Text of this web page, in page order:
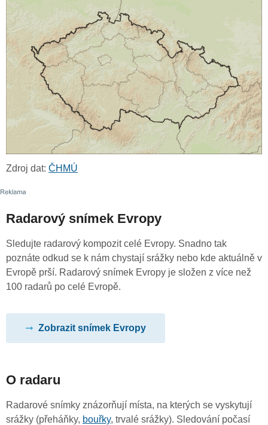
Zdroj dat: ČHMÚ
Radarový snímek Evropy
Sledujte radarový kompozit celé Evropy. Snadno tak
poznáte odkud se k nám chystají srážky nebo kde aktuálně v
Evropě prší. Radarový snímek Evropy je složen z více než
100 radarů po celé Evropě.
Zobrazit snímek Evropy
O radaru
Radarové snímky znázorňují místa, na kterých se vyskytují
srážky (přeháňky, bouřky, trvalé srážky). Sledování počasí